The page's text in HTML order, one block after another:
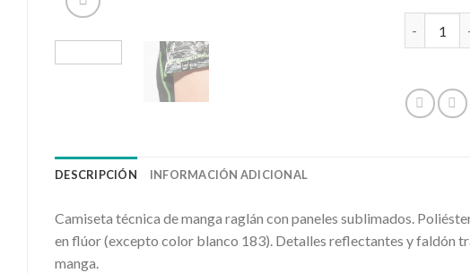
DESCRIPCIÓN INFORMACIÓN ADICIONAL
Camiseta técnica de manga raglán con paneles sublimados.
en flúor (excepto color blanco 183). Detalles reflectantes y faldón
manga.